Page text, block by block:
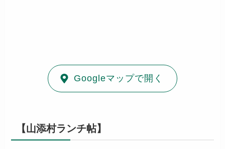
Googleマップで開く
【山添村ランチ帖】